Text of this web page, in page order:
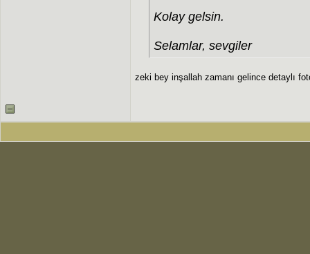
Kolay gelsin.
Selamlar, sevgiler
zeki bey inşallah zamanı gelince detaylı